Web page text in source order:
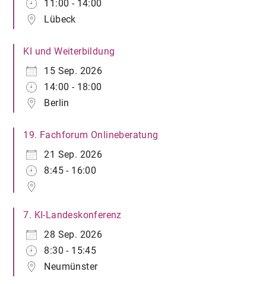
11:00 - 14:00
Lübeck
KI und Weiterbildung
15 Sep. 2026
14:00 - 18:00
Berlin
19. Fachforum Onlineberatung
21 Sep. 2026
8:45 - 16:00
7. KI-Landeskonferenz
28 Sep. 2026
8:30 - 15:45
Neumünster